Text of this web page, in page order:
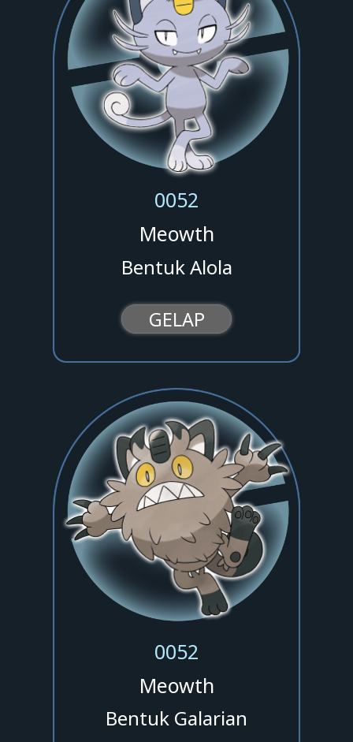
0052
Meowth
Bentuk Alola
GELAP
0052
Meowth
Bentuk Galarian